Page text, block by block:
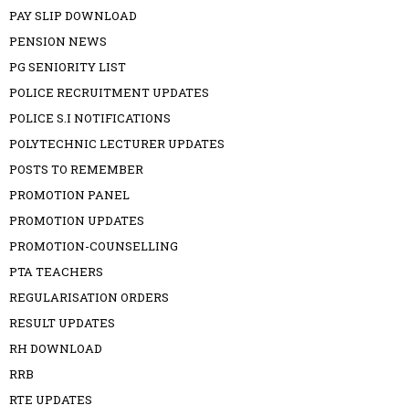
PAY SLIP DOWNLOAD
PENSION NEWS
PG SENIORITY LIST
POLICE RECRUITMENT UPDATES
POLICE S.I NOTIFICATIONS
POLYTECHNIC LECTURER UPDATES
POSTS TO REMEMBER
PROMOTION PANEL
PROMOTION UPDATES
PROMOTION-COUNSELLING
PTA TEACHERS
REGULARISATION ORDERS
RESULT UPDATES
RH DOWNLOAD
RRB
RTE UPDATES